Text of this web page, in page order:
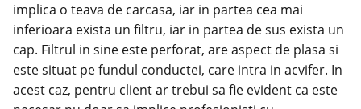
implica o teava de carcasa, iar in partea cea mai
inferioara exista un filtru, iar in partea de sus exista un
cap. Filtrul in sine este perforat, are aspect de plasa si
este situat pe fundul conductei, care intra in acvifer. In
acest caz, pentru client ar trebui sa fie evident ca este